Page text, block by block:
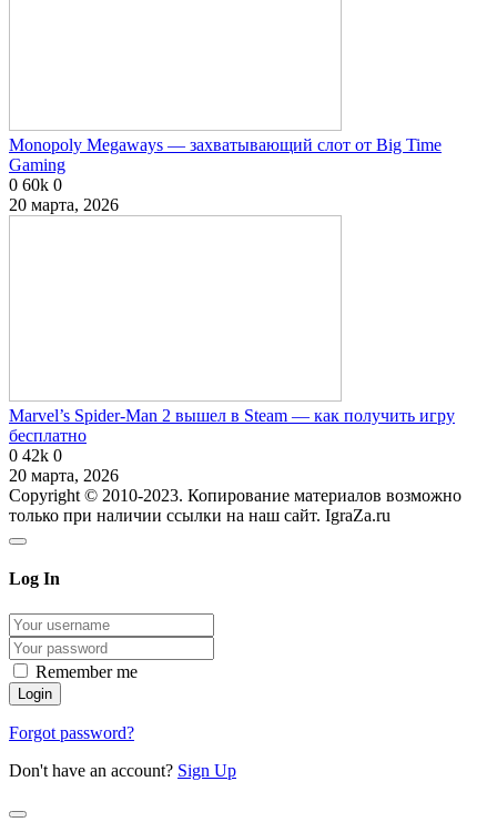
Monopoly Megaways — захватывающий слот от Big Time
Gaming
0 60k 0
20 марта, 2026
Marvel’s Spider-Man 2 вышел в Steam — как получить игру
бесплатно
0 42k 0
20 марта, 2026
Copyright © 2010-2023. Копирование материалов возможно
только при наличии ссылки на наш сайт. IgraZa.ru
Log In
Remember me
Forgot password?
Don't have an account? Sign Up